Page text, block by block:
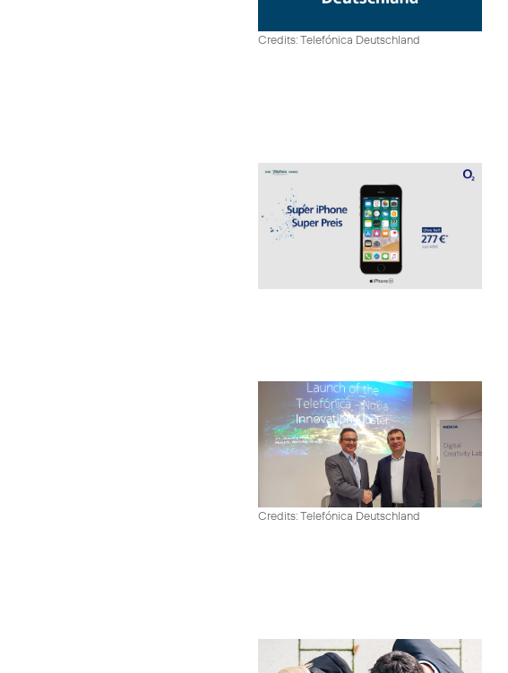
Credits: Telefónica Deutschland
Credits: Telefónica Deutschland